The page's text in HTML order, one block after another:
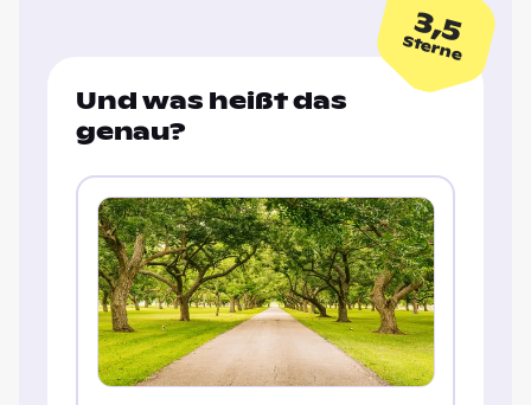
3,5
Sterne
Und was heißt das
genau?